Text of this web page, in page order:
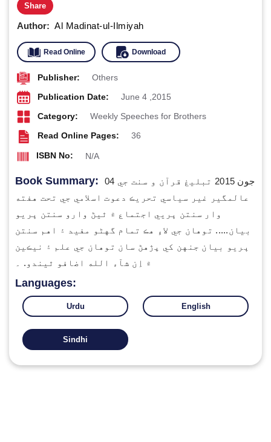
Share
Author: Al Madinat-ul-Ilmiyah
Read Online Download
Publisher: Others
Publication Date: June 4 ,2015
Category: Weekly Speeches for Brothers
Read Online Pages: 36
ISBN No: N/A
Book Summary:
04 جون 2015 تبليغ قرآن و سنت جي
عالمگير غير سياسي تحريڪ دعوت اسلامي جي تحت هفته
وار سنتن ڀريي اجتماع ۾ ٿيڻ وارو سنتن ڀريو
بيان..... توهان جي لاءِ هڪ تمام گهڻو مفيد ۽ اهم سنتن
ڀريو بيان جنهن کي پڙهڻ سان توهان جي علم ۽ نيڪين
۾ اِن شآء الله اضافو ٿيندو. ۔
Languages:
Urdu English
Sindhi